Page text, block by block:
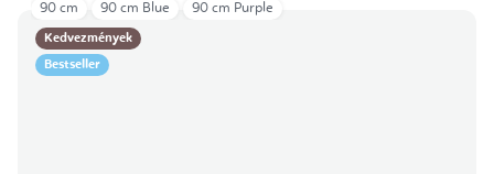
Kedvezmények
Bestseller
90 cm 90 cm Blue 90 cm Purple